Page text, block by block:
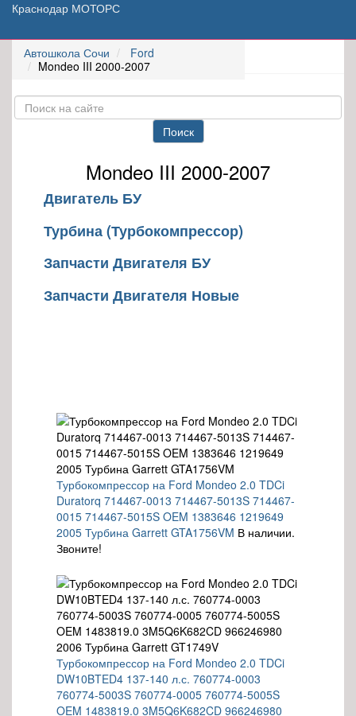
Краснодар МОТОРС
Автошкола Сочи
Ford
Mondeo III 2000-2007
Поиск
Mondeo III 2000-2007
Двигатель БУ
Турбина (Турбокомпрессор)
Запчасти Двигателя БУ
Запчасти Двигателя Новые
Турбокомпрессор на Ford Mondeo 2.0 TDCi
Duratorq 714467-0013 714467-5013S 714467-
0015 714467-5015S OEM 1383646 1219649
2005 Турбина Garrett GTA1756VM В наличии.
Звоните!
Турбокомпрессор на Ford Mondeo 2.0 TDCi
DW10BTED4 137-140 л.с. 760774-0003
760774-5003S 760774-0005 760774-5005S
OEM 1483819.0 3M5Q6K682CD 966246980